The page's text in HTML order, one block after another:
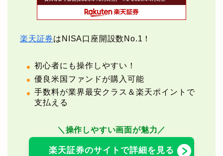
楽天証券はNISA口座開設数No.1！
初心者にも操作しやすい！
優良米国ファンドが購入可能
手数料が業界最安クラス＆楽天ポイントで
支払える
＼操作しやすい画面が魅力／
楽天証券のサイトで詳細を見る